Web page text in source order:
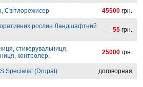
Світлорежисер 45500 грн.
рослин.Ландшафтний
55 грн.
стикерувальниця,
контролер.
25000 грн.
Specialist (Drupal) договорная